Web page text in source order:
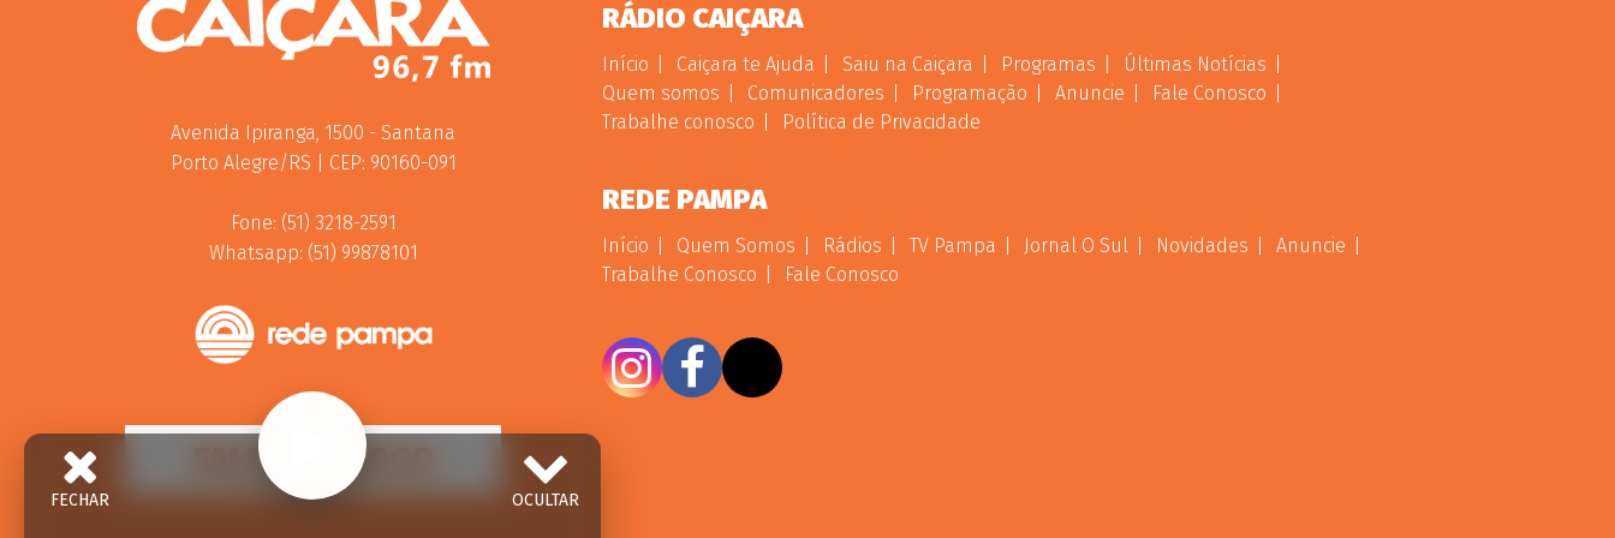
Avenida Ipiranga, 1500 - Santana
Porto Alegre/RS | CEP: 90160-091
Fone: (51) 3218-2591
Whatsapp: (51) 99878101
FALE CONOSCO
RÁDIO CAIÇARA
Início Caiçara te Ajuda Saiu na Caiçara Programas
Últimas Notícias
Quem somos
Comunicadores Programação Anuncie
Fale Conosco
Trabalhe conosco
Política de Privacidade
REDE PAMPA
Início Quem Somos Rádios TV Pampa Jornal O Sul Novidades
Anuncie
Trabalhe Conosco
Fale Conosco
OCULTAR
FECHAR